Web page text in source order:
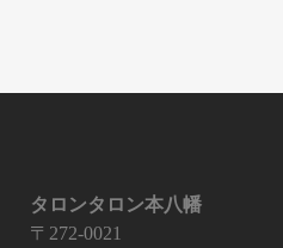
タロンタロン本八幡
〒272-0021